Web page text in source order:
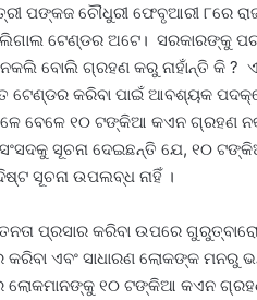
ପଙ୍କଜ ଚୌଧୁରୀ ଫେବୃଆରୀ ୮ରେ
ଟେଣ୍ଡର ଅଟେ। ସରକାରଙ୍କୁ
ବୋଲି ଗ୍ରହଣ କରୁ ନାହାଁନ୍ତି କି ?
କରିବା ପାଇଁ ଆବଶ୍ୟକ
ବେଳେ ୧୦ ଟଙ୍କିଆ କଏନ ଗ୍ରହଣ
ସୂଚନା ଦେଇଛନ୍ତି ଯେ, ୧୦
ସୂଚନା ଉପଲବ୍ଧ ନାହିଁ ।
ପ୍ରସାର କରିବା ଉପରେ
କରିବା ଏବଂ ସାଧାରଣ ଲୋକଙ୍କ
ଲୋକମାନଙ୍କୁ ୧୦ ଟଙ୍କିଆ କଏନ